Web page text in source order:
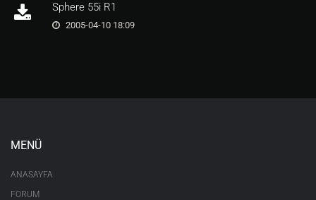
Sphere 55i R1
2005-04-10 18:09
MENÜ
ANASAYFA
FORUM